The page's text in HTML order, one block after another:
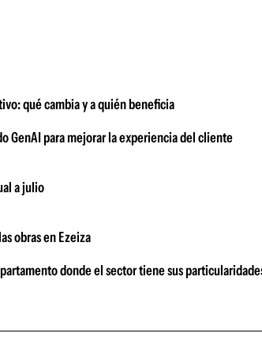
qué cambia y a quién beneficia
GenAI para mejorar la experiencia del cliente
a julio
obras en Ezeiza
donde el sector tiene sus